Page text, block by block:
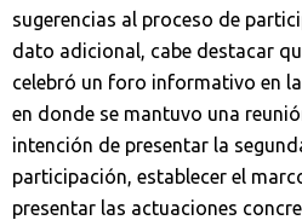
sugerencias al proceso de
dato adicional, cabe destacar
celebró un foro informativo en
en donde se mantuvo una
intención de presentar la
participación, establecer el
presentar las actuaciones